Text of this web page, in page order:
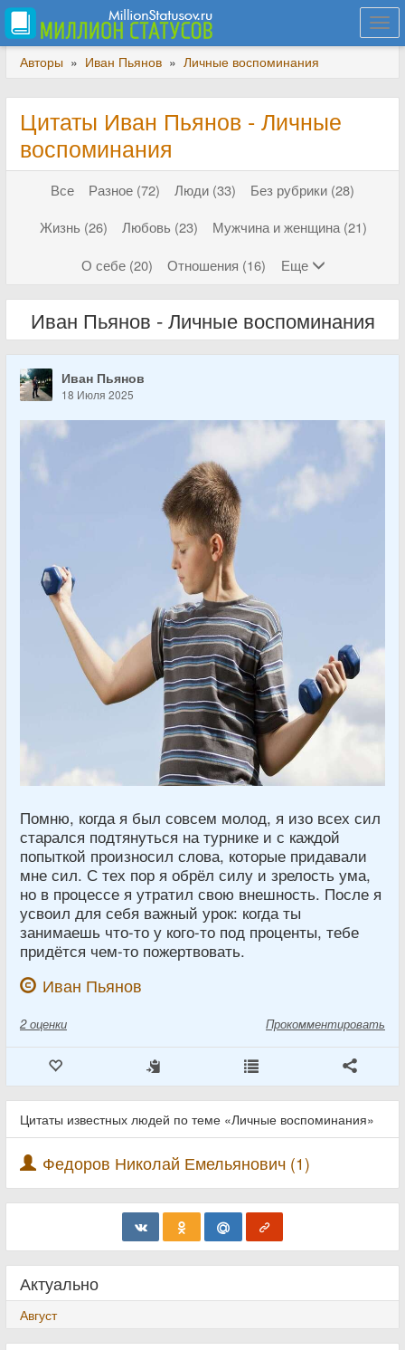
Авторы » Иван Пьянов » Личные воспоминания
Цитаты Иван Пьянов - Личные
воспоминания
Все Разное (72) Люди (33)
Без рубрики (28)
Жизнь (26)
Любовь (23)
Мужчина и женщина (21)
О себе (20)
Отношения (16) Еще
Иван Пьянов - Личные воспоминания
Иван Пьянов
18 Июля 2025
Помню, когда я был совсем молод, я изо всех сил
старался подтянуться на турнике и с каждой
попыткой произносил слова, которые придавали
мне сил. С тех пор я обрёл силу и зрелость ума,
но в процессе я утратил свою внешность. После я
усвоил для себя важный урок: когда ты
занимаешь что-то у кого-то под проценты, тебе
придётся чем-то пожертвовать.
Иван Пьянов
2 оценки Прокомментировать
Цитаты известных людей по теме «Личные воспоминания»
Федоров Николай Емельянович (1)
Актуально
Август